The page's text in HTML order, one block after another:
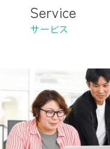
Service
サービス